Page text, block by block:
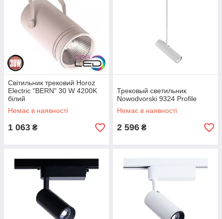
Світильник трековий Horoz
Electric "BERN" 30 W 4200K
білий
Немає в наявності
1 063 ₴
Трековый светильник
Nowodvorski 9324 Profile
Немає в наявності
2 596 ₴